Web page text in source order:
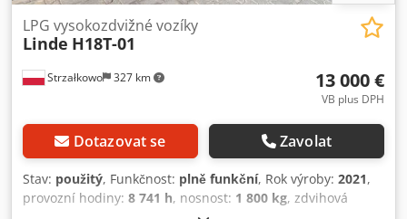
Strzałkowo 327 km
LPG vysokozdvižné vozíky
Linde H18T-01
13 000 €
VB plus DPH
Dotazovat se Zavolat
Stav: použitý, Funkčnost: plně funkční, Rok výroby: 2021,
provozní hodiny: 8 741 h, nosnost: 1 800 kg, zdvihová